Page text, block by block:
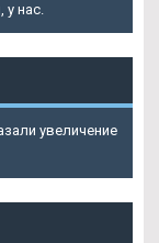
у нас.
увеличение